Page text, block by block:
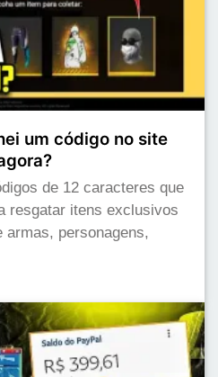
um código no site
de 12 caracteres que
resgatar itens exclusivos
armas, personagens,